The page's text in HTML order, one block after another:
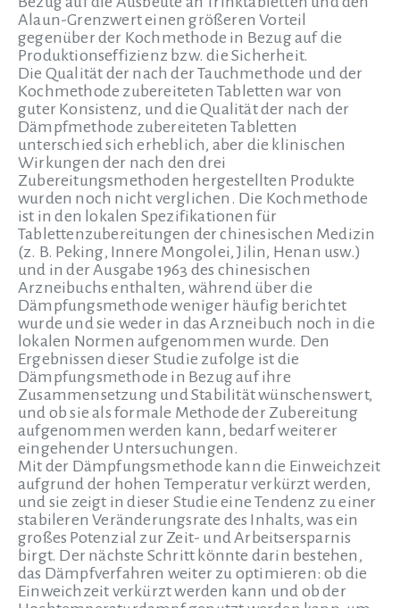
Alaun-Grenzwert einen größeren Vorteil
gegenüber der Kochmethode in Bezug auf die
Produktionseffizienz bzw. die Sicherheit.
Die Qualität der nach der Tauchmethode und der
Kochmethode zubereiteten Tabletten war von
guter Konsistenz, und die Qualität der nach der
Dämpfmethode zubereiteten Tabletten
unterschied sich erheblich, aber die klinischen
Wirkungen der nach den drei
Zubereitungsmethoden hergestellten Produkte
wurden noch nicht verglichen. Die Kochmethode
ist in den lokalen Spezifikationen für
Tablettenzubereitungen der chinesischen Medizin
(z. B. Peking, Innere Mongolei, Jilin, Henan usw.)
und in der Ausgabe 1963 des chinesischen
Arzneibuchs enthalten, während über die
Dämpfungsmethode weniger häufig berichtet
wurde und sie weder in das Arzneibuch noch in die
lokalen Normen aufgenommen wurde. Den
Ergebnissen dieser Studie zufolge ist die
Dämpfungsmethode in Bezug auf ihre
Zusammensetzung und Stabilität wünschenswert,
und ob sie als formale Methode der Zubereitung
aufgenommen werden kann, bedarf weiterer
eingehender Untersuchungen.
Mit der Dämpfungsmethode kann die Einweichzeit
aufgrund der hohen Temperatur verkürzt werden,
und sie zeigt in dieser Studie eine Tendenz zu einer
stabileren Veränderungsrate des Inhalts, was ein
großes Potenzial zur Zeit- und Arbeitsersparnis
birgt. Der nächste Schritt könnte darin bestehen,
das Dämpfverfahren weiter zu optimieren: ob die
Einweichzeit verkürzt werden kann und ob der